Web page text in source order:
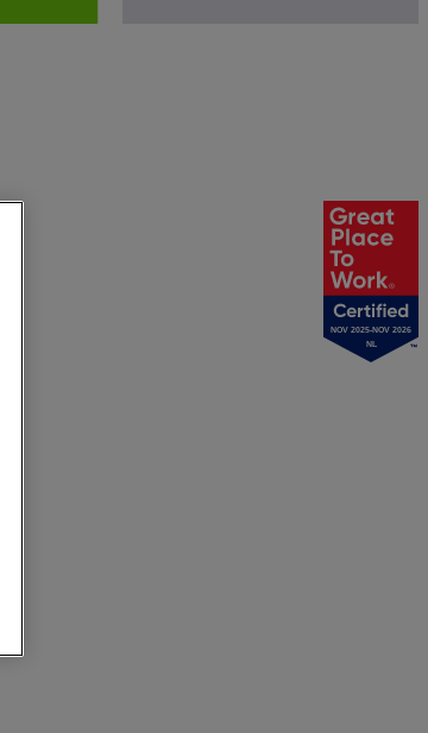
NOV 2025-NOV 2026
NL